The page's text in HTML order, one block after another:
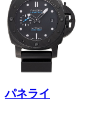
パネライ